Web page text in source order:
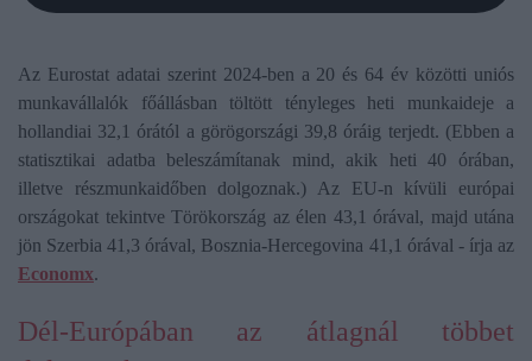
Az Eurostat adatai szerint 2024-ben a 20 és 64 év közötti uniós
munkavállalók főállásban töltött tényleges heti munkaideje a
hollandiai 32,1 órától a görögországi 39,8 óráig terjedt. (Ebben a
statisztikai adatba beleszámítanak mind, akik heti 40 órában,
illetve részmunkaidőben dolgoznak.) Az EU-n kívüli európai
országokat tekintve Törökország az élen 43,1 órával, majd utána
jön Szerbia 41,3 órával, Bosznia-Hercegovina 41,1 órával - írja az
Economx.
Dél-Európában az átlagnál többet